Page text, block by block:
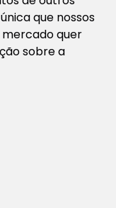
que nossos
mercado quer
sobre a